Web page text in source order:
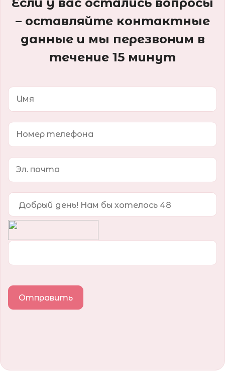
Если у вас остались вопросы
– оставляйте контактные
данные и мы перезвоним в
течение 15 минут